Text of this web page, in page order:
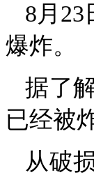
8月
爆炸。
据了
已经被
从破